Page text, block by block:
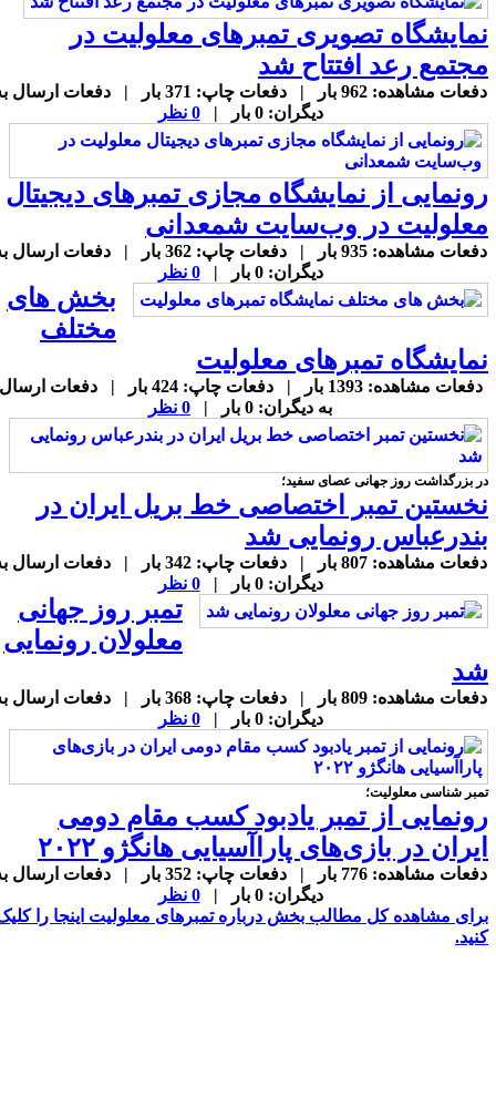
تصویری تمبرهای معلولیت در
رعد افتتاح شد
دفعات مشاهده: 962 بار | دفعات چاپ: 371 بار | دفعات ارسال به
دیگران: 0 بار |
از نمایشگاه مجازی تمبرهای دیجیتال
در وب‌سایت شمعدانی
دفعات مشاهده: 935 بار | دفعات چاپ: 362 بار | دفعات ارسال به
دیگران: 0 بار |
بخش های
مختلف
تمبرهای معلولیت
دفعات مشاهده: 1393 بار | دفعات چاپ: 424 بار | دفعات ارسال
به دیگران: 0 بار |
بزرگداشت روز جهانی عصای سفید؛
تمبر اختصاصی خط بریل ایران در
رونمایی شد
دفعات مشاهده: 807 بار | دفعات چاپ: 342 بار | دفعات ارسال به
دیگران: 0 بار |
تمبر روز جهانی
معلولان رونمایی
دفعات مشاهده: 809 بار | دفعات چاپ: 368 بار | دفعات ارسال به
دیگران: 0 بار |
شناسی معلولیت؛
از تمبر یادبود کسب مقام دومی
در بازی‌های پاراآسیایی هانگژو ۲۰۲۲
دفعات مشاهده: 776 بار | دفعات چاپ: 352 بار | دفعات ارسال به
دیگران: 0 بار |
مشاهده کل مطالب بخش درباره تمبرهای معلولیتاینجا را کلیک